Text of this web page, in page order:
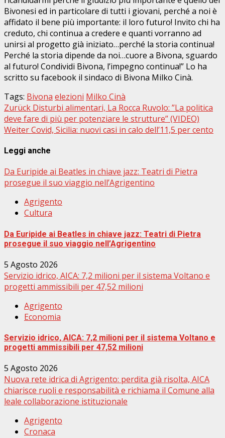
Bivonesi ed in particolare di tutti i giovani, perché a noi è
affidato il bene più importante: il loro futuro! Invito chi ha
creduto, chi continua a credere e quanti vorranno ad
unirsi al progetto già iniziato…perché la storia continua!
Perché la storia dipende da noi…cuore a Bivona, sguardo
al futuro! Condividi Bivona, l’impegno continua!” Lo ha
scritto su facebook il sindaco di Bivona Milko Cinà.
Tags: Bivona elezioni Milko Cinà
Beitragsnavigation
Zurück Disturbi alimentari, La Rocca Ruvolo: ”La politica
deve fare di più per potenziare le strutture” (VIDEO)
WeiterCovid, Sicilia: nuovi casi in calo dell’11,5 per cento
Leggi anche
Da Euripide ai Beatles in chiave jazz: Teatri di Pietra
prosegue il suo viaggio nell’Agrigentino
Agrigento
Cultura
Da Euripide ai Beatles in chiave jazz: Teatri di Pietra
prosegue il suo viaggio nell’Agrigentino
5 Agosto 2026
Servizio idrico, AICA: 7,2 milioni per il sistema Voltano e
progetti ammissibili per 47,52 milioni
Agrigento
Economia
Servizio idrico, AICA: 7,2 milioni per il sistema Voltano e
progetti ammissibili per 47,52 milioni
5 Agosto 2026
Nuova rete idrica di Agrigento: perdita già risolta, AICA
chiarisce ruoli e responsabilità e richiama il Comune alla
leale collaborazione istituzionale
Agrigento
Cronaca